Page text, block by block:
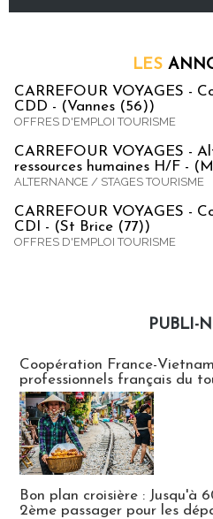
LES
CARREFOUR VOYAGES -
CDD - (Vannes (56))
OFFRES D'EMPLOI TOURISME
CARREFOUR VOYAGES -
ressources humaines H/F -
ALTERNANCE / STAGES TOURISME
CARREFOUR VOYAGES -
CDI - (St Brice (77))
OFFRES D'EMPLOI TOURISME
PUBLI-
Coopération France-
professionnels français du
Bon plan croisière : Jusqu'à
2ème passager pour les